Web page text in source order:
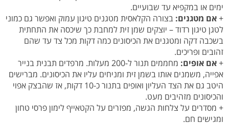
ימים או במקפיא עד שבועיים.
+אם מטגנים: בצורה הקלאסית מטגנים טיגון עמוק ואפשר גם כמוני
לטגן טיגון רדוד – יוצקים שמן זית למחבת כך שיכסה את התחתית
בשכבה דקה ומטגנים את הכיסונים כמה דקות מכל צד עד שהם
זהובים ופריכים.
+אם אופים:
מחממים תנור ל-200 מעלות. מרפדים תבנית בנייר
אפייה, משמנים אותו בשמן זית ומניחים עליו את הכיסונים. מברישים
היטב גם את הצד העליון ואופים בתנור כ-10 דקות, אז שהבצק אפוי
והכיסונים מזהיבים מעט.
+ מסדרים על צלחות הגשה, מפזרים על הקטאייף לימון פרסי טחון
ומגישים חם.